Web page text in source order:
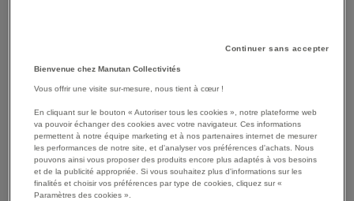
BEGINNING
IMAGES
GALLERY
Les chaussures de sécurité hautes en cuir S3 PU/PU
d'Uvex offrent une protection renforcée contre les chocs
et les perforations grâce à leur coque de protection et
leur semelle antidérapante.
Leur conception en cuir garantit à la fois robustesse et
confort, rendant ces chaussures idéales pour les
travailleurs en environnement industriel ou de
construction.
Continuer sans accepter
Bienvenue chez Manutan Collectivités
Vous offrir une visite sur-mesure, nous tient à cœur !
En cliquant sur le bouton « Autoriser tous les cookies », notre plateforme web
va pouvoir échanger des cookies avec votre navigateur. Ces informations
permettent à notre équipe marketing et à nos partenaires internet de mesurer
les performances de notre site, et d'analyser vos préférences d'achats. Nous
pouvons ainsi vous proposer des produits encore plus adaptés à vos besoins
et de la publicité appropriée. Si vous souhaitez plus d'informations sur les
finalités et choisir vos préférences par type de cookies, cliquez sur «
Paramètres des cookies ».